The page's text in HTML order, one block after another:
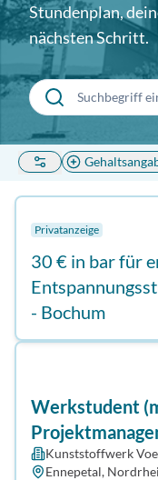
Stundenplan,
nächsten Schritt.
Privatanzeige
30 € in bar für
- Bochum
Werkstudent
Kunststoffwerk
Ennepetal,